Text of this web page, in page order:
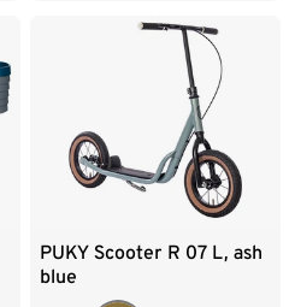
PUKY Scooter R 07 L, ash
blue